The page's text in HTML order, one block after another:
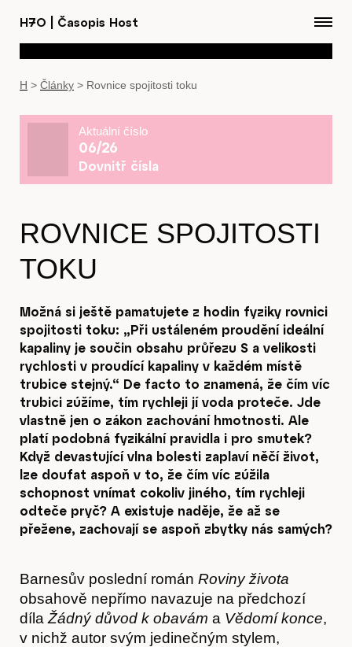
H7O Časopis Host
H > Články > Rovnice spojitosti toku
Aktuální číslo
06/26
Dovnitř čísla
ROVNICE SPOJITOSTI
TOKU
Možná si ještě pamatujete z hodin fyziky rovnici
spojitosti toku: „Při ustáleném proudění ideální
kapaliny je součin obsahu průřezu S a velikosti
rychlosti v proudící kapaliny v každém místě
trubice stejný.“ De facto to znamená, že čím víc
trubici zúžíme, tím rychleji jí voda proteče. Jde
vlastně jen o zákon zachování hmotnosti. Ale
platí podobná fyzikální pravidla i pro smutek?
Když devastující vlna bolesti zaplaví něčí život,
lze doufat aspoň v to, že čím víc zúžila
schopnost vnímat cokoliv jiného, tím rychleji
odteče pryč? A existuje naděje, že až se
přežene, zachovají se aspoň zbytky nás samých?
Barnesův poslední román Roviny života
obsahově nepřímo navazuje na předchozí
díla Žádný důvod k obavám a Vědomí konce,
v nichž autor svým jedinečným stylem,